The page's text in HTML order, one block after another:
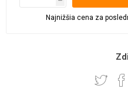
Najnižšia cena za